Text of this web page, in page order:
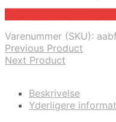
Varenummer (SKU):
Previous Product
Next Product
Beskrivelse
Yderligere